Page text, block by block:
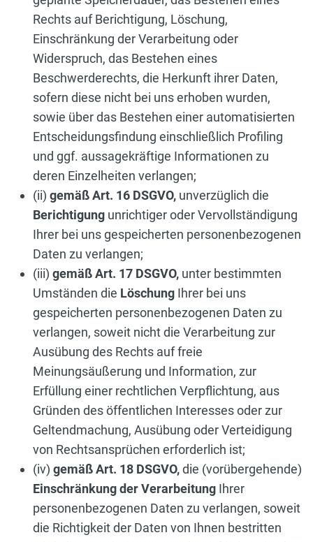
Rechts auf Berichtigung, Löschung,
Einschränkung der Verarbeitung oder
Widerspruch, das Bestehen eines
Beschwerderechts, die Herkunft ihrer Daten,
sofern diese nicht bei uns erhoben wurden,
sowie über das Bestehen einer automatisierten
Entscheidungsfindung einschließlich Profiling
und ggf. aussagekräftige Informationen zu
deren Einzelheiten verlangen;
(ii) gemäß Art. 16 DSGVO, unverzüglich die
Berichtigung unrichtiger oder Vervollständigung
Ihrer bei uns gespeicherten personenbezogenen
Daten zu verlangen;
(iii) gemäß Art. 17 DSGVO, unter bestimmten
Umständen die Löschung Ihrer bei uns
gespeicherten personenbezogenen Daten zu
verlangen, soweit nicht die Verarbeitung zur
Ausübung des Rechts auf freie
Meinungsäußerung und Information, zur
Erfüllung einer rechtlichen Verpflichtung, aus
Gründen des öffentlichen Interesses oder zur
Geltendmachung, Ausübung oder Verteidigung
von Rechtsansprüchen erforderlich ist;
(iv) gemäß Art. 18 DSGVO,die (vorübergehende)
Einschränkung der Verarbeitung Ihrer
personenbezogenen Daten zu verlangen, soweit
die Richtigkeit der Daten von Ihnen bestritten